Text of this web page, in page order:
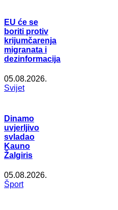
EU će se
boriti protiv
krijumčarenja
migranata i
dezinformacija
05.08.2026.
Svijet
Dinamo
uvjerljivo
svladao
Kauno
Žalgiris
05.08.2026.
Šport